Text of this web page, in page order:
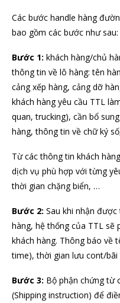
Các bước handle hàng
bao gồm các bước như sau:
Bước 1: khách hàng/chủ
thông tin về lô hàng: tên
cảng xếp hàng, cảng dỡ
khách hàng yêu cầu TTL
quan, trucking), cần bổ
hàng, thông tin về chữ ký
Từ các thông tin khách
dịch vụ phù hợp với từng
thời gian chặng biển, …
Bước 2: Sau khi nhận
hàng, hệ thống của TTL
khách hàng. Thông báo về
time), thời gian lưu cont/
Bước 3: Bộ phận chứng từ
(Shipping instruction) để